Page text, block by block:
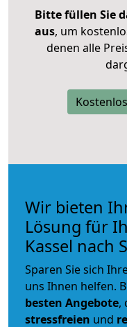
Bitte füllen Sie
aus, um
denen alle
Wir bieten
Lösung für
Kassel nach
Sparen Sie sich
uns Ihnen helfen.
besten Angebote,
stressfreien und